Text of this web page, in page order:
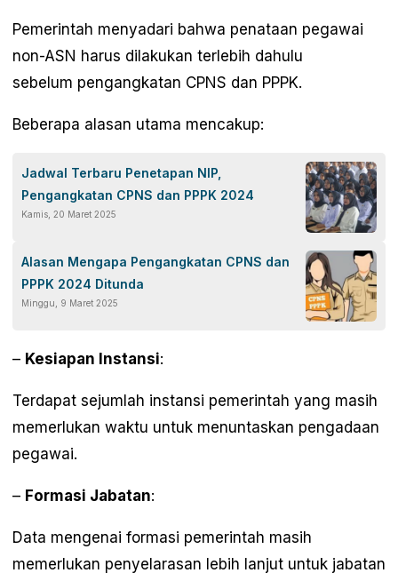
Pemerintah menyadari bahwa penataan pegawai
non-ASN harus dilakukan terlebih dahulu
sebelum pengangkatan CPNS dan PPPK.
Beberapa alasan utama mencakup:
Jadwal Terbaru Penetapan NIP,
Pengangkatan CPNS dan PPPK 2024
Kamis, 20 Maret 2025
Alasan Mengapa Pengangkatan CPNS dan
PPPK 2024 Ditunda
Minggu, 9 Maret 2025
– Kesiapan Instansi:
Terdapat sejumlah instansi pemerintah yang masih
memerlukan waktu untuk menuntaskan pengadaan
pegawai.
– Formasi Jabatan:
Data mengenai formasi pemerintah masih
memerlukan penyelarasan lebih lanjut untuk jabatan